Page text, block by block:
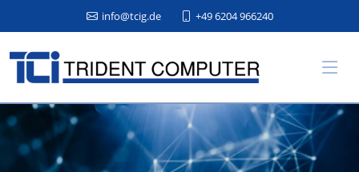
info@tcig.de +49 6204 966240